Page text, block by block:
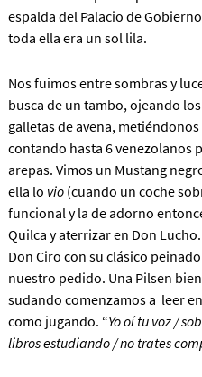
espalda del Palacio de
toda ella era un sol lila.
Nos fuimos entre sombras y
busca de un tambo, ojeando
galletas de avena,
contando hasta 6 venezolanos
arepas. Vimos un Mustang
ella lo vio(cuando un coche
funcional y la de adorno
Quilca y aterrizar en Don
Don Ciro con su clásico
nuestro pedido. Una Pilsen
sudando comenzamos a leer
como jugando. “Yo oí tu voz /
libros estudiando / no trates